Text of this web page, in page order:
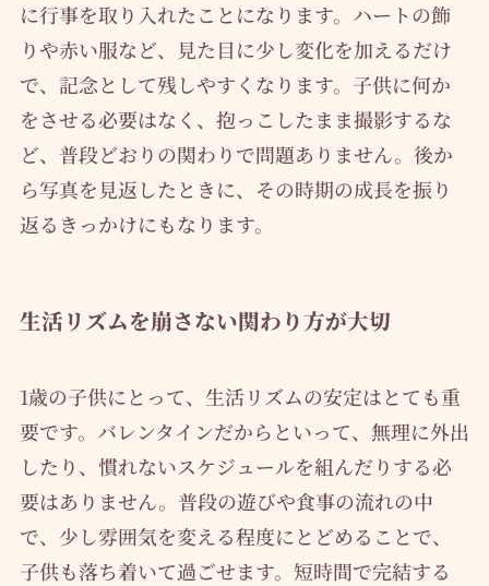
に行事を取り入れたことになります。ハートの飾
りや赤い服など、見た目に少し変化を加えるだけ
で、記念として残しやすくなります。子供に何か
をさせる必要はなく、抱っこしたまま撮影するな
ど、普段どおりの関わりで問題ありません。後か
ら写真を見返したときに、その時期の成長を振り
返るきっかけにもなります。
生活リズムを崩さない関わり方が大切
1歳の子供にとって、生活リズムの安定はとても重
要です。バレンタインだからといって、無理に外出
したり、慣れないスケジュールを組んだりする必
要はありません。普段の遊びや食事の流れの中
で、少し雰囲気を変える程度にとどめることで、
子供も落ち着いて過ごせます。短時間で完結する